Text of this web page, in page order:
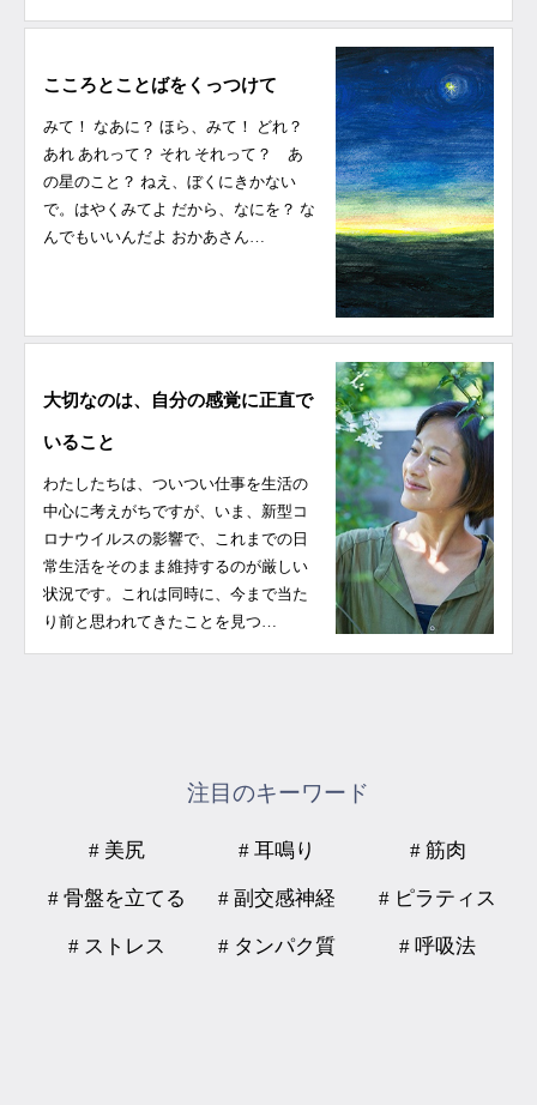
こころとことばをくっつけて
みて！ なあに？ ほら、みて！ どれ？
あれ あれって？ それ それって？ あ
の星のこと？ ねえ、ぼくにきかない
で。はやくみてよ だから、なにを？ な
んでもいいんだよ おかあさん…
大切なのは、自分の感覚に正直で
いること
わたしたちは、ついつい仕事を生活の
中心に考えがちですが、いま、新型コ
ロナウイルスの影響で、これまでの日
常生活をそのまま維持するのが厳しい
状況です。これは同時に、今まで当た
り前と思われてきたことを見つ…
注目のキーワード
# 美尻 # 耳鳴り # 筋肉
# 骨盤を立てる # 副交感神経 # ピラティス
# ストレス # タンパク質 # 呼吸法